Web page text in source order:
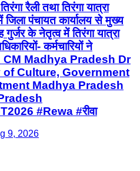
रैली तथा तिरंगा यात्रा
जिला पंचायत कार्यालय से मुख्य
गुर्जर के नेतृत्व में तिरंगा यात्रा
कर्मचारियों ने
CM Madhya Pradesh Dr
Culture, Government
Madhya Pradesh
#Rewa #रीवा
9, 2026